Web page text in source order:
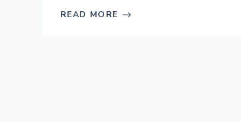
READ MORE